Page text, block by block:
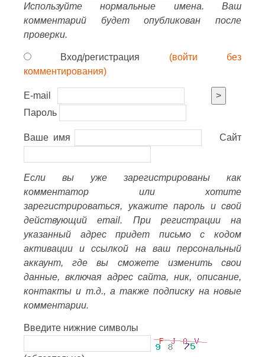
Используйте нормальные имена. Ваш
комментарий будет опубликован после
проверки.
Вход/регистрация (войти без
комментирования)
E-mail
>
Пароль
Ваше имя Сайт
Если вы уже зарегистрированы как
комментатор или хотите
зарегистрироваться, укажите пароль и свой
действующий email. При регистрации на
указанный адрес придет письмо с кодом
активации и ссылкой на ваш персональный
аккаунт, где вы сможете изменить свои
данные, включая адрес сайта, ник, описание,
контакты и т.д., а также подписку на новые
комментарии.
Введите нижние символы